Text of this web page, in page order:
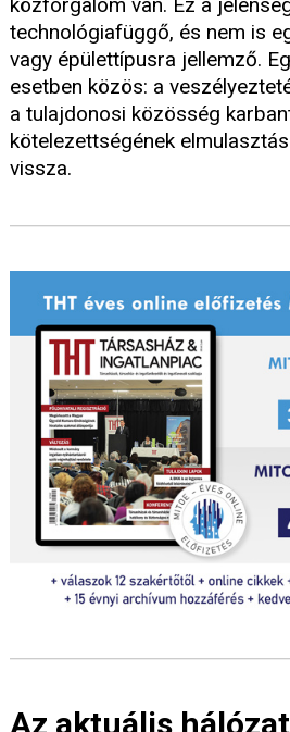
technológiafüggő, és nem is
vagy épülettípusra jellemző.
esetben közös: a
a tulajdonosi közösség
kötelezettségének
vissza.
Az aktuális